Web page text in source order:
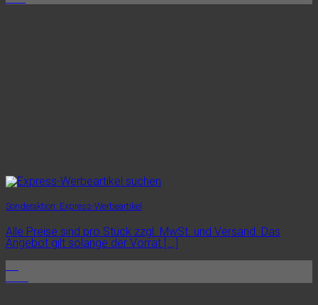
Sonderaktion: Express-Werbeartikel
Alle Preise sind pro Stück zzgl. MwSt. und Versand. Das
Angebot gilt solange der Vorrat [...]